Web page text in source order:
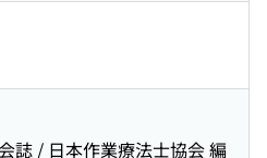
誌 / 日本作業療法士協会 編